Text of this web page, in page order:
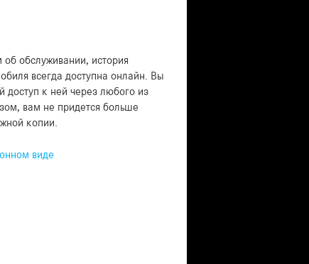
обслуживании, история
всегда доступна онлайн. Вы
доступ к ней через любого из
вам не придется больше
копии.
виде